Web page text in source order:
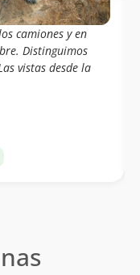
camiones y en
Distinguimos
vistas desde la